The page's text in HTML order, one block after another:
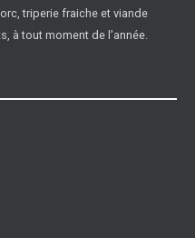
triperie fraiche et viande
à tout moment de l’année.